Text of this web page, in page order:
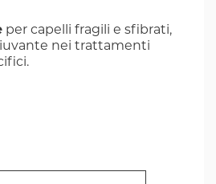
per capelli fragili e sfibrati,
nei trattamenti